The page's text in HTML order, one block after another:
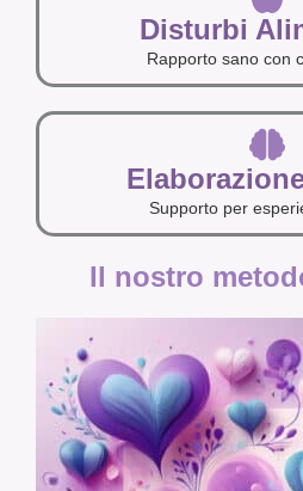
Disturbi
Rapporto sano con
Supporto per
Il nostro